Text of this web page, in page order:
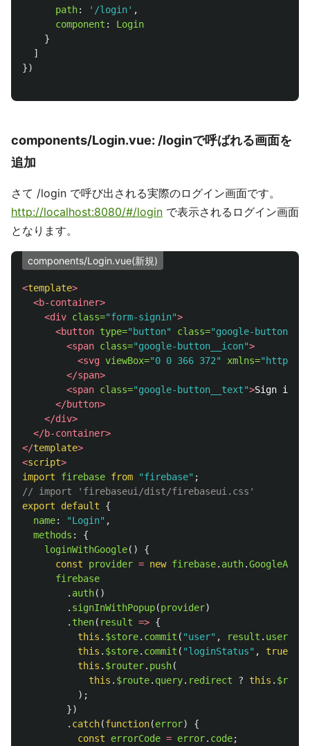
path: ' /login' ,
component :
Login
}
]
})
components/Login.vue: /loginで呼ばれる画面を
追加
さて /login で呼び出される実際のログイン画面です。
http://localhost:8080/#/login で表示されるログイン画面
となります。
components/Login.vue(新規)
<template>
<b-container>
<div class="form-signin">
<button type="button" class="google-button"
<span class="google-button__icon">
<svg viewBox="0 0 366 372" xmlns="http://
</span>
<span class="google-button__text">Sign in
</button>
</div>
</b-container>
</template>
<script>
import
firebase from "firebase" ;
// import 'firebaseui/dist/firebaseui.css'
export
default
{
name: "Login" ,
methods :
{
loginWithGoogle()
{
const
provider = new firebase. auth.
firebase
. auth()
. signInWithPopup(provider)
. then( result => {
this . $store. commit ( "user" , result . user
this . $store. commit ( "loginStatus" , true
this . $router. push(
this . $route. query. redirect ? this . $route
);
})
. catch(function(error)
{
const
errorCode = error. code;